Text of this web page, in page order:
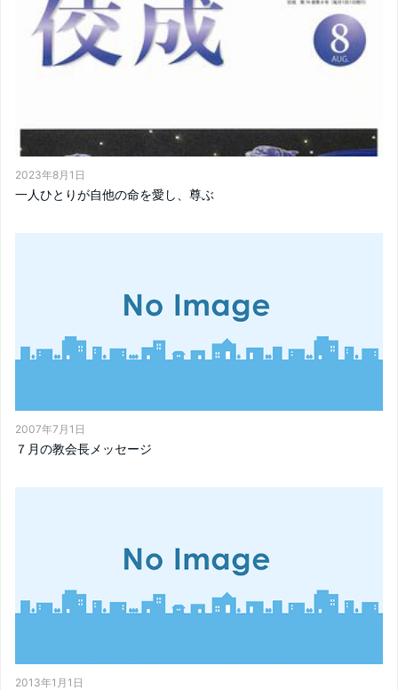
2023年8月1日
一人ひとりが自他の命を愛し、尊ぶ
2007年7月1日
７月の教会長メッセージ
2013年1月1日